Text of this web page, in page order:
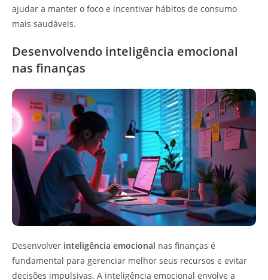
ajudar a manter o foco e incentivar hábitos de consumo
mais saudáveis.
Desenvolvendo inteligência emocional
nas finanças
Desenvolver inteligência emocional nas finanças é
fundamental para gerenciar melhor seus recursos e evitar
decisões impulsivas. A inteligência emocional envolve a